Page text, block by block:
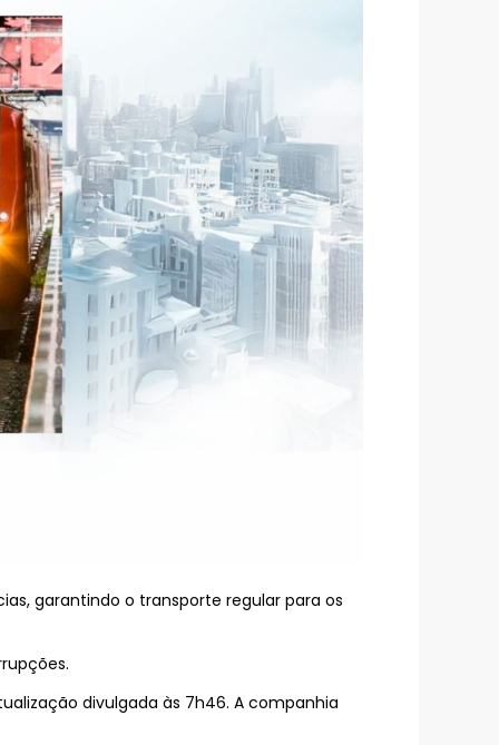
garantindo o transporte regular para os
divulgada às 7h46. A companhia